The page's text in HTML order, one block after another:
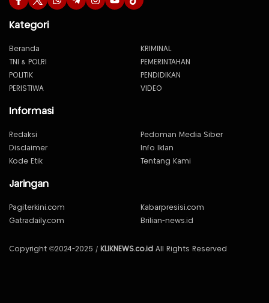
Kategori
Beranda
KRIMINAL
TNI & POLRI
PEMERINTAHAN
POLITIK
PENDIDIKAN
PERISTIWA
VIDEO
Informasi
Redaksi
Pedoman Media Siber
Disclaimer
Info Iklan
Kode Etik
Tentang Kami
Jaringan
Pagiterkini.com
Kabarpresisi.com
Gatradaily.com
Brilian-news.id
Copyright ©2024-2025 / KLIKNEWS.co.id All Rights Reserved